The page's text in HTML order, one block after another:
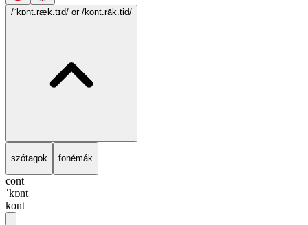
/ˈkɒnt.ræk.tɪd/ or /kont.rāk.tid/
szótagok fonémák
cont
ˈkɒnt
kont